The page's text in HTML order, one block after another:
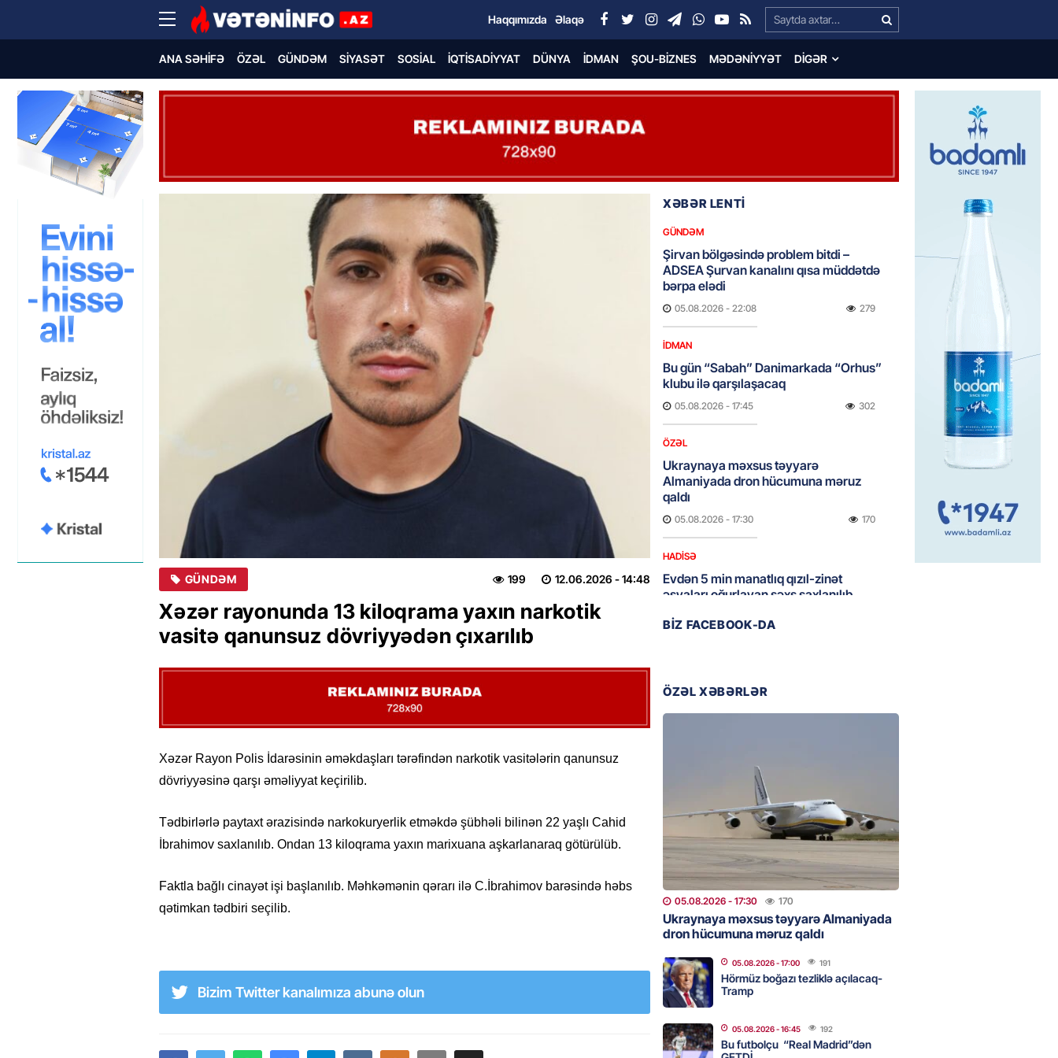
Search…
Haqqımızda Əlaqə
ANA SƏHIFƏ ÖZƏL GÜNDƏM SIYASƏT SOSIAL İQTISADIYYAT DÜNYA İDMAN ŞOU-BIZNES MƏDƏNIYYƏT DIGƏR
GÜNDƏM 12.06.2026 - 14:48
199
Xəzər rayonunda 13 kiloqrama yaxın narkotik
vasitə qanunsuz dövriyyədən çıxarılıb
Xəzər Rayon Polis İdarəsinin əməkdaşları tərəfindən narkotik vasitələrin qanunsuz
dövriyyəsinə qarşı əməliyyat keçirilib.
Tədbirlərlə paytaxt ərazisində narkokuryerlik etməkdə şübhəli bilinən 22 yaşlı Cahid
İbrahimov saxlanılıb. Ondan 13 kiloqrama yaxın marixuana aşkarlanaraq götürülüb.
Faktla bağlı cinayət işi başlanılıb. Məhkəmənin qərarı ilə C.İbrahimov barəsində həbs
qətimkan tədbiri seçilib.
Bizim Twitter kanalımıza abunə olun
XƏBƏR LENTİ
GÜNDƏM
Şirvan bölgəsində problem bitdi –
ADSEA Şurvan kanalını qısa müddətdə
bərpa elədi
05.08.2026 - 22:08 279
İDMAN
Bu gün “Sabah” Danimarkada “Orhus”
klubu ilə qarşılaşacaq
05.08.2026 - 17:45 302
ÖZƏL
Ukraynaya məxsus təyyarə
Almaniyada dron hücumuna məruz
qaldı
05.08.2026 - 17:30 170
HADISƏ
Evdən 5 min manatlıq qızıl-zinət
əşyaları oğurlayan şəxs saxlanılıb
05.08.2026- 17:00
buraxılış həcmini üç dəfəyə yaxın
05.08.2026- 16:59 191
İDMAN
Bu futbolçu “Real Madrid”dən GETDİ
05.08.2026- 16:45 192
DÜNYA
Türkiyə HHQ-nin ilk qadın generalı oldu
05.08.2026- 16:30 194
Metroya və universitetlərə yaxın ev
axtaranların diqqətinə: Kirayə
BIZ FACEBOOK-DA
ÖZƏL XƏBƏRLƏR
05.08.2026 - 17:30 170
Ukraynaya məxsus təyyarə Almaniyada
dron hücumuna məruz qaldı
05.08.2026- 17:00 191
Hörmüz boğazı tezliklə açılacaq-
Tramp
05.08.2026- 16:45 192
Bu futbolçu “Real Madrid”dən